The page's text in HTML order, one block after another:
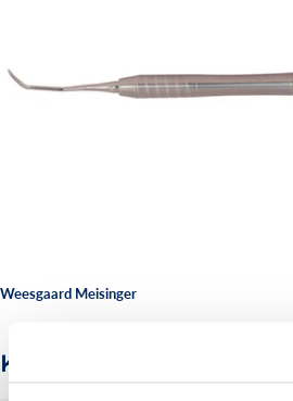
Weesgaard Meisinger
Khoury Sinus lift elevator